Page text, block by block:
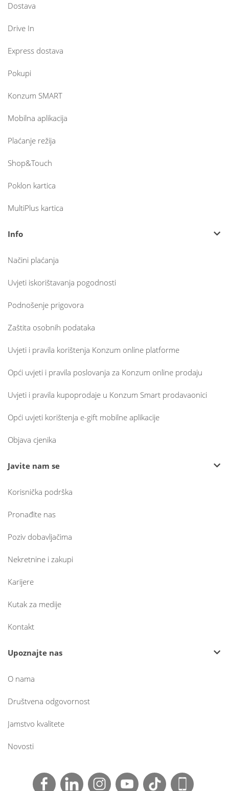
Dostava
Drive In
Express dostava
Pokupi
Konzum SMART
Mobilna aplikacija
Plaćanje režija
Shop&Touch
Poklon kartica
MultiPlus kartica
Info
Načini plaćanja
Uvjeti iskorištavanja pogodnosti
Podnošenje prigovora
Zaštita osobnih podataka
Uvjeti i pravila korištenja Konzum online platforme
Opći uvjeti i pravila poslovanja za Konzum online prodaju
Uvjeti i pravila kupoprodaje u Konzum Smart prodavaonici
Opći uvjeti korištenja e-gift mobilne aplikacije
Objava cjenika
Javite nam se
Korisnička podrška
Pronađite nas
Poziv dobavljačima
Nekretnine i zakupi
Karijere
Kutak za medije
Kontakt
Upoznajte nas
O nama
Društvena odgovornost
Jamstvo kvalitete
Novosti